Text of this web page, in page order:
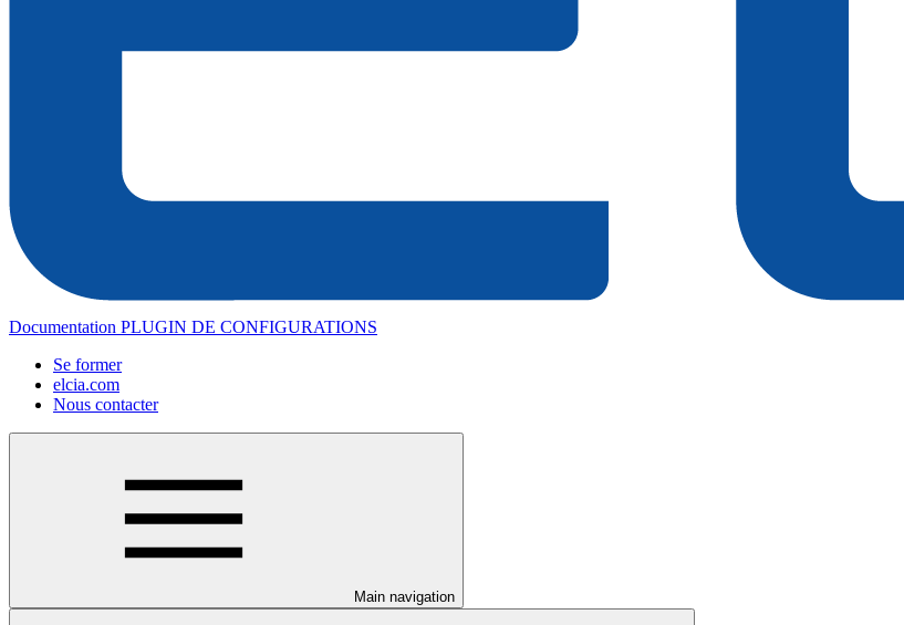
Documentation PLUGIN DE CONFIGURATIONS
Se former
elcia.com
Nous contacter
Main navigation